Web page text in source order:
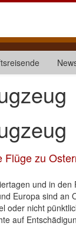
Flüge zu
und in
Europa sind an
oder nicht
auf